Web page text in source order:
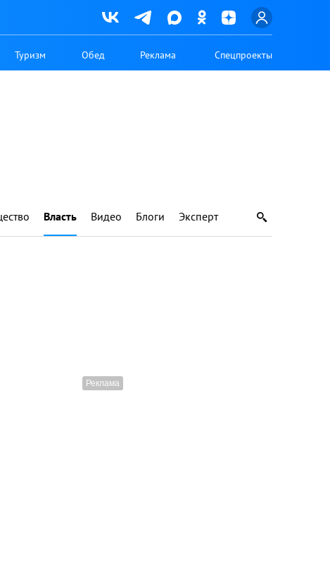
Туризм Обед Реклама Спецпроекты
Власть Видео Блоги Эксперт